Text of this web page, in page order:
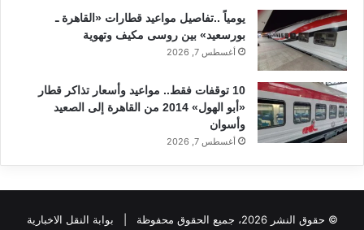
يومياً ..تفاصيل مواعيد قطارات «القاهرة ـ
بورسعيد» بين روسى مكيف وتهوية
أغسطس 7, 2026
10 توقفات فقط.. مواعيد وأسعار تذاكر قطار
«أبو الهول» 2014 من القاهرة إلى الصعيد
وأسوان
أغسطس 7, 2026
© حقوق النشر 2026، جميع الحقوق محفوظة | بوابة النقل الاخبارية